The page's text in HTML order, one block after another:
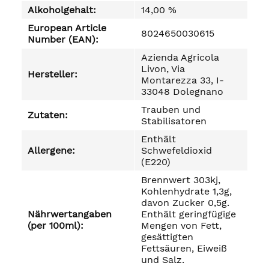
Alkoholgehalt:
14,00 %
European Article
Number (EAN):
8024650030615
Hersteller:
Azienda Agricola
Livon, Via
Montarezza 33, I-
33048 Dolegnano
Zutaten:
Trauben und
Stabilisatoren
Allergene:
Enthält
Schwefeldioxid
(E220)
Nährwertangaben
(per 100ml):
Brennwert 303kj,
Kohlenhydrate 1,3g,
davon Zucker 0,5g.
Enthält geringfügige
Mengen von Fett,
gesättigten
Fettsäuren, Eiweiß
und Salz.